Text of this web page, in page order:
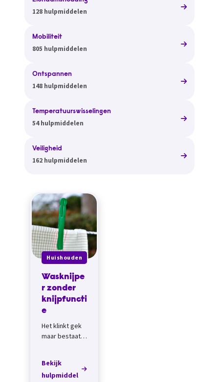
128 hulpmiddelen
Mobiliteit
805 hulpmiddelen
Ontspannen
148 hulpmiddelen
Temperatuurswisselingen
54 hulpmiddelen
Veiligheid
162 hulpmiddelen
Huishouden
Wasknijpe
r zonder
knijpfuncti
e
Het klinkt gek
maar bestaat
waar je bijna
geen
Bekijk
hulpmiddel